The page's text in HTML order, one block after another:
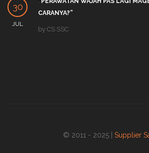
30
JUL
CARANYA?”
by CS SSC
© 2011 - 2025 | Supplier